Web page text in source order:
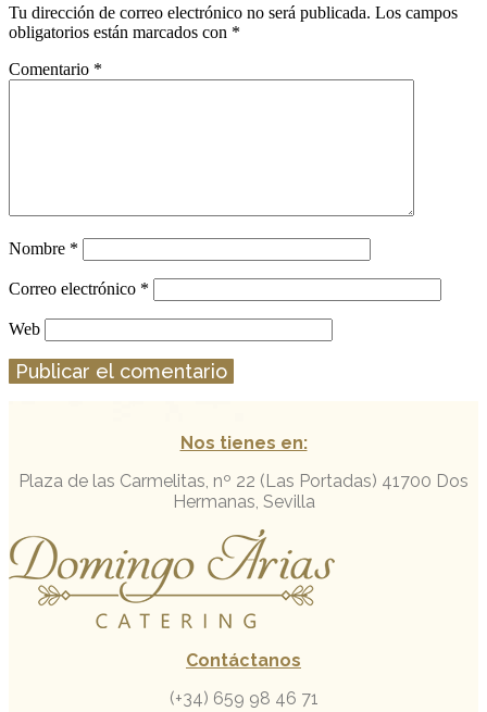
Tu dirección de correo electrónico no será publicada. Los campos
obligatorios están marcados con *
Comentario *
Nombre *
Correo electrónico *
Web
Nos tienes en:
Plaza de las Carmelitas, nº 22 (Las Portadas) 41700 Dos
Hermanas, Sevilla
Contáctanos
(+34) 659 98 46 71